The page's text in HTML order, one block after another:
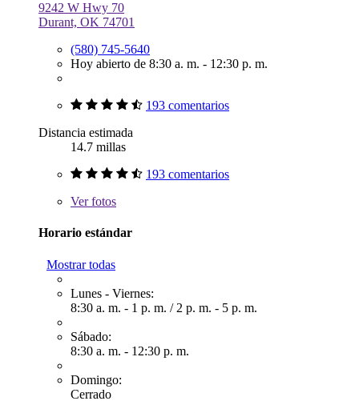
9242 W Hwy 70
Durant, OK 74701
(580) 745-5640
Hoy abierto de 8:30 a. m. - 12:30 p. m.
193 comentarios
Distancia estimada
14.7 millas
193 comentarios
Verfotos
Horario estándar
Mostrar todas
Lunes - Viernes:
8:30 a. m. - 1 p. m. / 2 p. m. - 5 p. m.
Sábado:
8:30 a. m. - 12:30 p. m.
Domingo:
Cerrado